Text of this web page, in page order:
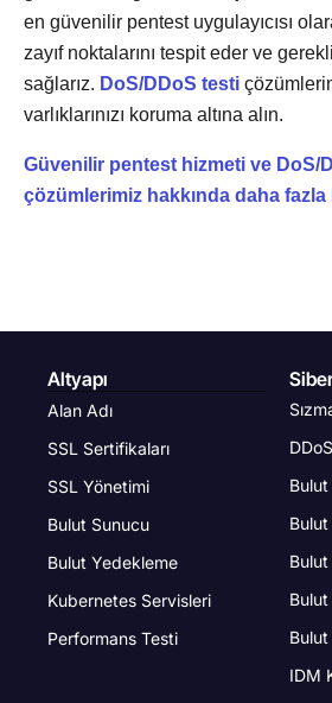
en güvenilir pentest uygulayıcısı
zayıf noktalarını tespit eder ve
sağlarız. DoS/DDoS testi
varlıklarınızı koruma altına alın.
Güvenilir pentest hizmeti ve DoS/
çözümlerimiz hakkında daha fazla
Altyapı
Alan Adı
SSL Sertifikaları
SSL Yönetimi
Bulut Sunucu
Bulut Yedekleme
Kubernetes Servisleri
Performans Testi
Bulut
IDM